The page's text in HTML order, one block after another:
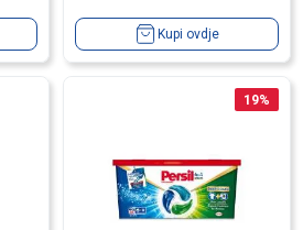
Kupi ovdje
19%